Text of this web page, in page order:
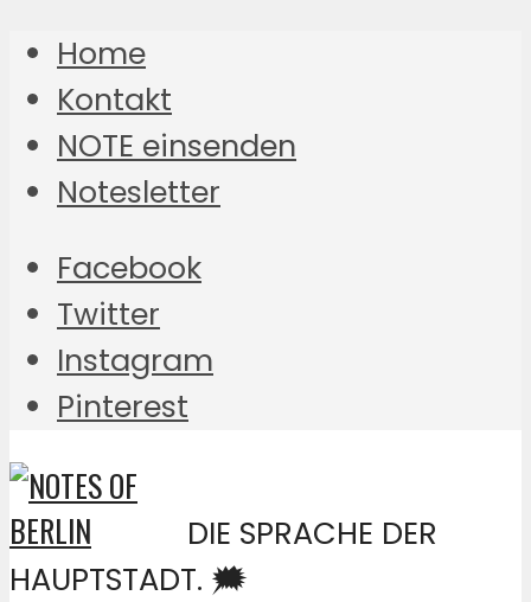
Home
Kontakt
NOTE einsenden
Notesletter
Facebook
Twitter
Instagram
Pinterest
DIE SPRACHE DER
HAUPTSTADT. 🗯️